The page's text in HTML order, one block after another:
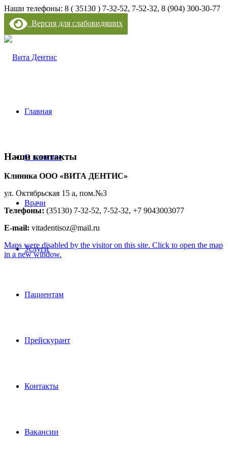
Наши телефоны: 8 ( 35130 ) 7-32-52, 7-52-32, 8 (904) 300-30-77
Версия для слабовидящих
Главная
О клинике
Врачи
Услуги
Пациентам
Прейскурант
Контакты
Вакансии
Наши контакты
Клиника ООО «ВИТА ДЕНТИС»
ул. Октябрьская 15 а, пом.№3
Телефоны: (35130) 7-32-52, 7-52-32, +7 9043003077
E-mail: vitadentisoz@mail.ru
Maps were disabled by the visitor on this site. Click to open the map
in a new window.